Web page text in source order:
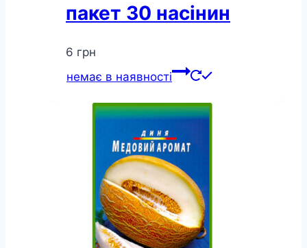
пакет 30 насінин
6 грн
немає в наявності